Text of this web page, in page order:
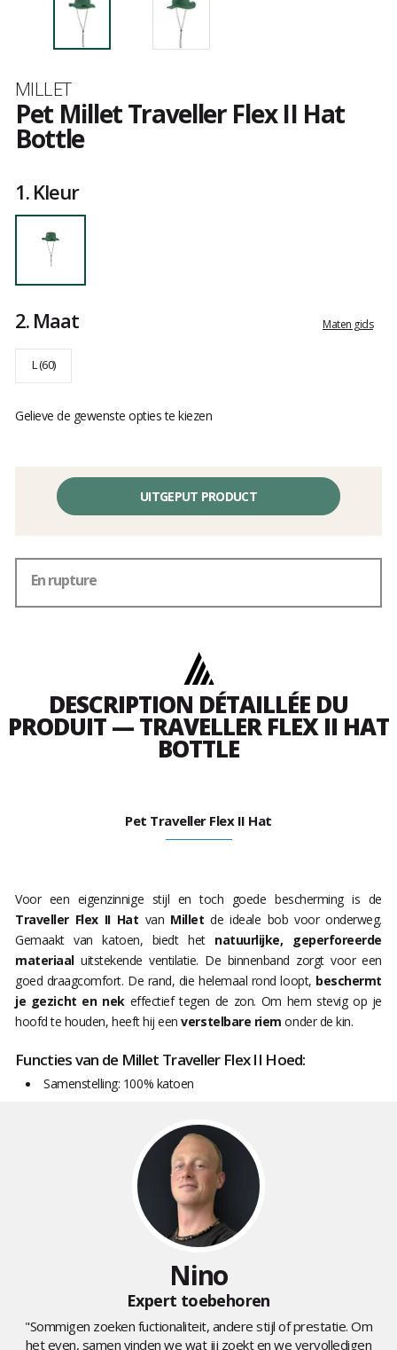
Merk
MILLET
Pet Millet Traveller Flex II Hat
Bottle
van
1.Kleur
2.Maat Maten gids
L (60)
Gelieve de gewenste opties te kiezen
UITGEPUT PRODUCT
En rupture
DESCRIPTION DÉTAILLÉE DU
PRODUIT — TRAVELLER FLEX II HAT
BOTTLE
Pet Traveller Flex II Hat
Voor een eigenzinnige stijl en toch goede bescherming is de
Traveller Flex II Hat van Milletde ideale bob voor onderweg.
Gemaakt van katoen, biedt het natuurlijke, geperforeerde
materiaaluitstekende ventilatie. De binnenband zorgt voor een
goed draagcomfort. De rand, die helemaal rond loopt, beschermt
je gezicht en nekeffectief tegen de zon. Om hem stevig op je
hoofd te houden, heeft hij eenverstelbare riem onder de kin.
Functies van de Millet Traveller Flex II Hoed:
Samenstelling: 100% katoen
Nino
Expert toebehoren
"Sommigen zoeken fuctionaliteit, andere stijl of prestatie. Om
het even, samen vinden we wat jij zoekt en we vervolledigen